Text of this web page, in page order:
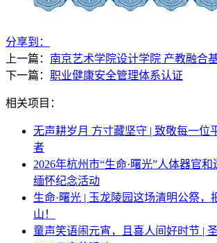
分享到：
上一篇： 南京艺术学院设计学院 产教融合
下一篇： 职业健康安全管理体系认证
相关项目：
无声耕岁月 方寸藏坚守 | 致敬每一位
者
2026年杭州市“生命·曙光”人体器官
缅怀纪念活动
生命·曙光 | 玉龙陵园这场清明公祭，
山！
童声笑语闹元宵，且喜人间好时节 |